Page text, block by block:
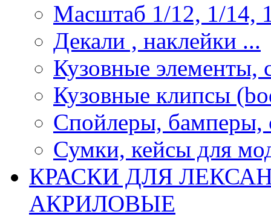
Масштаб 1/12, 1/14,
Декали , наклейки ...
Кузовные элементы,
Кузовные клипсы
Спойлеры, бамперы,
Сумки, кейсы для
КРАСКИ ДЛЯ
АКРИЛОВЫЕ